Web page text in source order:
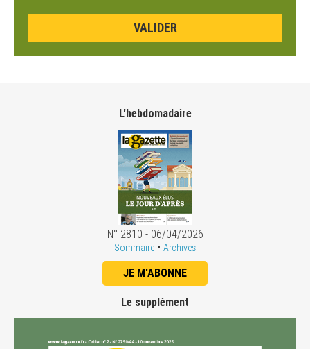
L'hebdomadaire
N° 2810 - 06/04/2026
Sommaire • Archives
JE M'ABONNE
Le supplément